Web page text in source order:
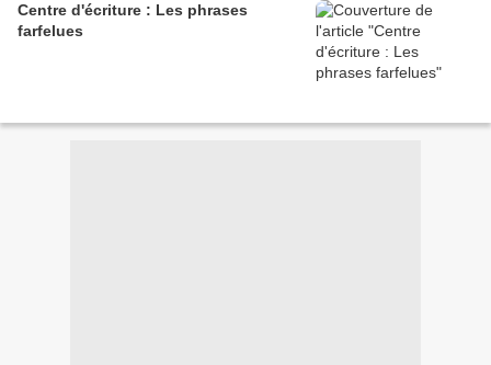
Centre d'écriture : Les phrases
farfelues